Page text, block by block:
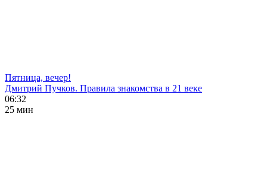
Пятница, вечер!
Дмитрий Пучков. Правила знакомства в 21 веке
06:32
25 мин